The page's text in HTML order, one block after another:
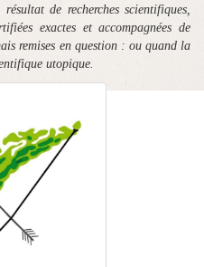
de recherches scientifiques,
exactes et accompagnées de
remises en question : ou quand la
utopique.